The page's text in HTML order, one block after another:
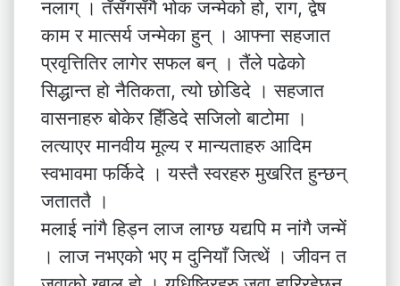
नलाग् । तँसँगसँगै भोक जन्मेको हो, राग, द्वेष
काम र मात्सर्य जन्मेका हुन् । आफ्ना सहजात
प्रवृत्तितिर लागेर सफल बन् । तैंले पढेको
सिद्धान्त हो नैतिकता, त्यो छोडिदे । सहजात
वासनाहरु बोकेर हिँडिदे सजिलो बाटोमा ।
लत्याएर मानवीय मूल्य र मान्यताहरु आदिम
स्वभावमा फर्किदे । यस्तै स्वरहरु मुखरित हुन्छन्
जताततै ।
मलाई नांगै हिड्न लाज लाग्छ यद्यपि म नांगै जन्में
। लाज नभएको भए म दुनियाँ जित्थें । जीवन त